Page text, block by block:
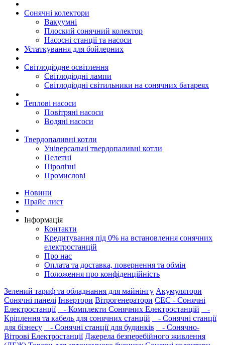
Сонячні колектори
Вакуумні
Плоский сонячний колектор
Насосні станції та насоси
Устаткування для бойлерних
Світлодіодне освітлення
Світлодіодні лампи
Світлодіодні світильники на сонячних батареях
Теплові насоси
Повітряні насоси
Водяні насоси
Твердопаливні котли
Універсальні твердопаливні котли
Пелетні
Піролізні
Промислові
Новини
Прайс лист
Інформація
Контакти
Кредитування під 0% на встановлення сонячних
електростанцій
Про нас
Оплата та доставка, повернення та обмін
Положення про конфіденційність
Зелений тариф та обладнання для майнінгу Акумулятори
Сонячні панелі Інвертори Вітрогенератори СЕС - Сонячні
Електростанції
- Комплекти Сонячних Електростанцій
-
Кріплення та кабель для сонячних станцій
- Сонячні станції
для бізнесу
- Сонячні станції для будинків
- Сонячно-
Вітрові Електростанції Джерела безперебійного живлення